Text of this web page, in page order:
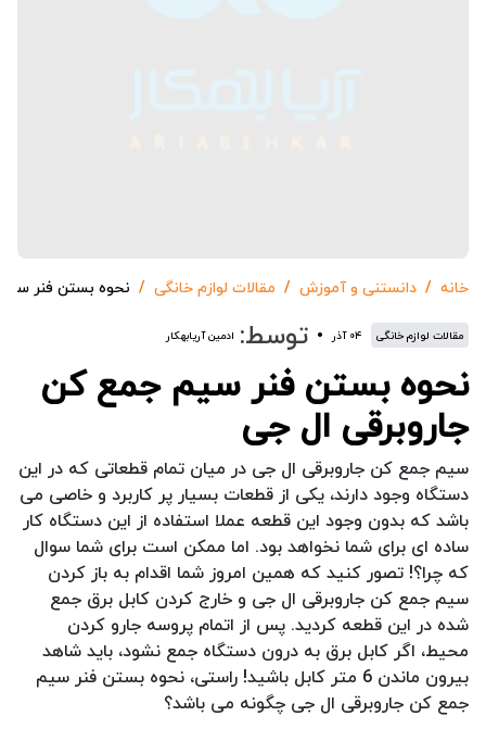
خانه دانستنی و آموزش مقالات لوازم خانگی نحوه بستن فنر
مقالات لوازم خانگی ۰۴ آذر توسط: ادمین آریابهکار
نحوه بستن فنر سیم جمع کن
جاروبرقی ال جی
سیم جمع کن جاروبرقی ال جی در میان تمام قطعاتی که در این
دستگاه وجود دارند، یکی از قطعات بسیار پر کاربرد و خاصی می
باشد که بدون وجود این قطعه عملا استفاده از این دستگاه کار
ساده ای برای شما نخواهد بود. اما ممکن است برای شما سوال
که چرا؟! تصور کنید که همین امروز شما اقدام به باز کردن
سیم جمع کن جاروبرقی ال جی و خارج کردن کابل برق جمع
شده در این قطعه کردید. پس از اتمام پروسه جارو کردن
محیط، اگر کابل برق به درون دستگاه جمع نشود، باید شاهد
بیرون ماندن 6 متر کابل باشید! راستی، نحوه بستن فنر سیم
جمع کن جاروبرقی ال جی چگونه می باشد؟